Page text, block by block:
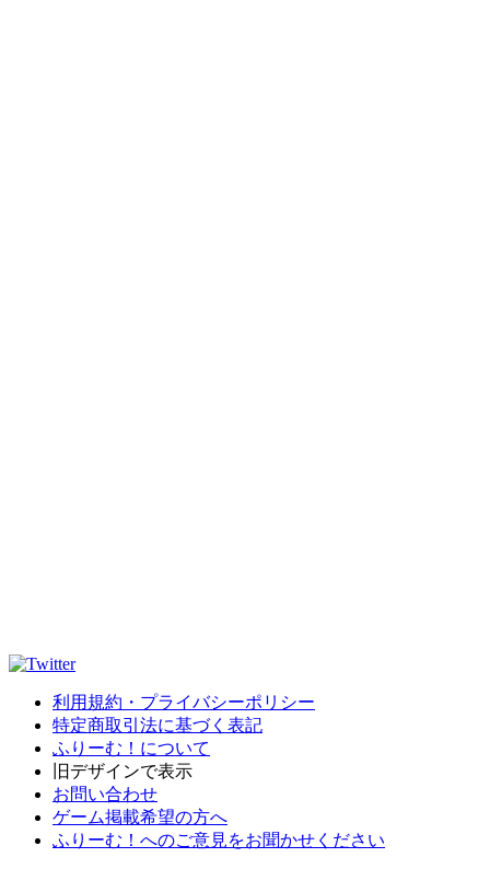
利用規約・プライバシーポリシー
特定商取引法に基づく表記
ふりーむ！について
旧デザインで表示
お問い合わせ
ゲーム掲載希望の方へ
ふりーむ！へのご意見をお聞かせください